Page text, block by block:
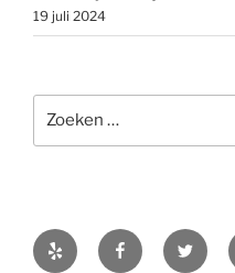
19 juli 2024
naar:
Yelp FacebookTwitter